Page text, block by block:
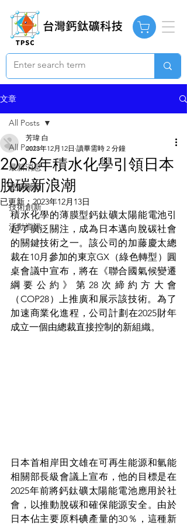
文章
All Posts
最新消息
產業脈動
技術創新
活動資訊
All Posts
2025年積水化學引領日本
脫碳新浪潮
芳瑋 白
2023年12月12日 讀畢需時 2 分鐘
已更新：2023年12月13日
積水化學的薄膜型鈣鈦礦太陽能電池引
起了廣泛關注，成為日本邁向脫碳社會
的關鍵技術之一。該公司的加藤慶太總
裁在10月參加的東京GX（綠色轉型）圓
桌會議中宣布，將在《聯合國氣候變遷
綱要公約》第28次締約方大會
（COP28）上推廣和展示該技術。為了
加速商業化進程，公司計劃在2025財年
成立一個由總裁直接控制的新組織。
日本首相岸田文雄在可再生能源和氫能
相關部長級會議上宣布，他的目標是在
2025年前將鈣鈦礦太陽能電池應用於社
會，以推動脫碳和確保能源安全。由於
日本佔主要原料碘產量的30％，這種新